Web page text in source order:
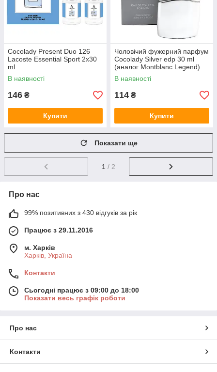
Cocolady Present Duo 126
Lacoste Essential Sport 2x30
ml
В наявності
146 ₴
Купити
Чоловічий фужерний парфум
Cocolady Silver edp 30 ml
(аналог Montblanc Legend)
В наявності
114 ₴
Купити
Показати ще
1 / 2
Про нас
99% позитивних з 430 відгуків за рік
Працює з 29.11.2016
м. Харків
Харків, Україна
Контакти
Сьогодні працює з 09:00 до 18:00
Показати весь графік роботи
Про нас
Контакти